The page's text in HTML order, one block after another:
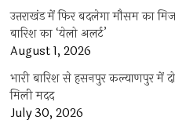
उत्तराखंड में फिर बदलेगा मौसम का
बारिश का ‘येलो अलर्ट’
August 1, 2026
भारी बारिश से हसनपुर कल्याणपुर में
मिली मदद
July 30, 2026